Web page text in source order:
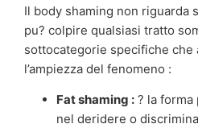
Il body shaming non riguarda
pu? colpire qualsiasi tratto
sottocategorie specifiche che
l’ampiezza del fenomeno :
Fat shaming : ? la forma
nel deridere o